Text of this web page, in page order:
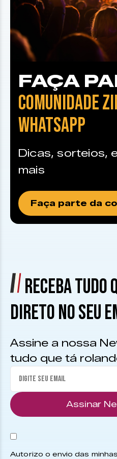
FAÇA
COMUNIDADE
WHATSAPP
Dicas, sorteios,
mais
Faça parte da
RECEBA TUDO
DIRETO NO SEU
Assine a nossa
tudo que tá
Assinar
Autorizo o envio das